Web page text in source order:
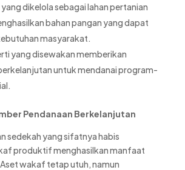
dikelola sebagai lahan pertanian
bahan pangan yang dapat
masyarakat.
yang disewakan memberikan
untuk mendanai program-
Pendanaan Berkelanjutan
sedekah yang sifatnya habis
produktif menghasilkan manfaat
wakaf tetap utuh, namun